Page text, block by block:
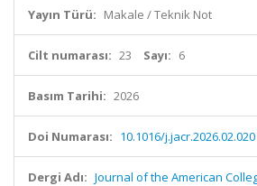
Yayın Türü: Makale / Teknik Not
Cilt numarası: 23 Sayı: 6
Basım Tarihi: 2026
Doi Numarası: 10.1016/j.jacr.2026.02.020
Dergi Adı: Journal of the American